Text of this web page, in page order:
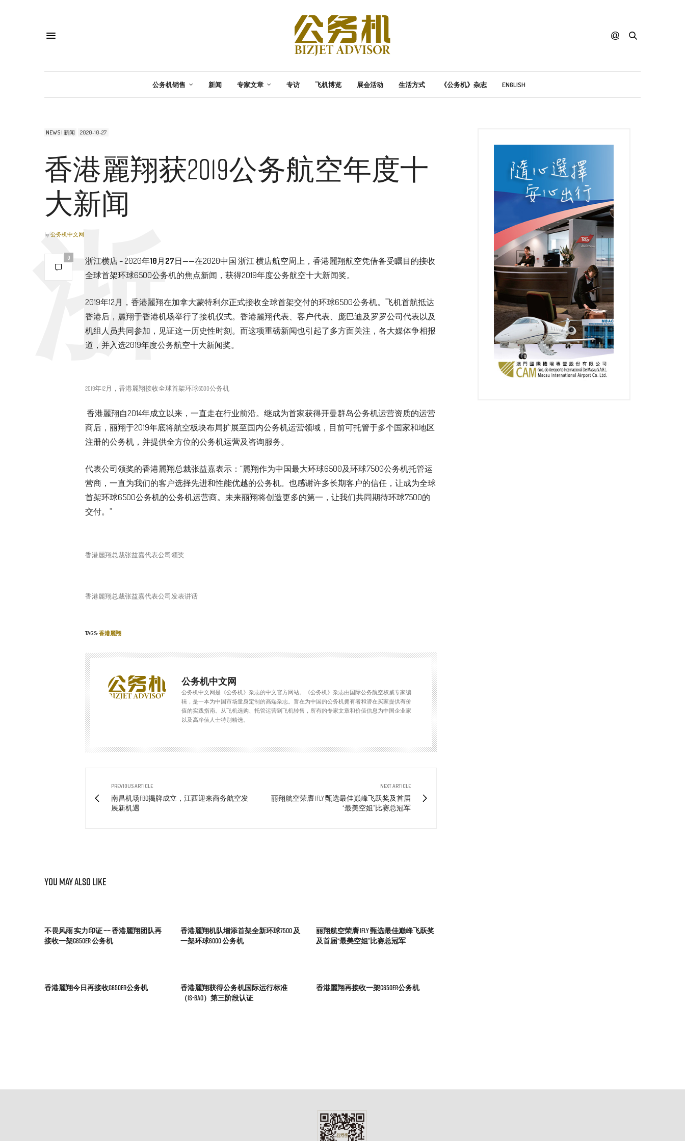
公务机销售 新闻 专家文章 专访 飞机博览 展会活动 生活方式 《公务机》杂志 ENGLISH
NEWS | 新闻 2020-10-27
香港麗翔获2019公务航空年度十
大新闻
by公务机中文网
0 浙江横店 – 2020年10月 27日——在2020中国·浙江·横店航空周上，香港麗翔航空凭借备受瞩目的接收
全球首架环球6500公务机的焦点新闻，获得2019年度公务航空十大新闻奖。
2019年12月，香港麗翔在加拿大蒙特利尔正式接收全球首架交付的环球6500公务机。飞机首航抵达
香港后，麗翔于香港机场举行了接机仪式。香港麗翔代表、客户代表、庞巴迪及罗罗公司代表以及
机组人员共同参加，见证这一历史性时刻。而这项重磅新闻也引起了多方面关注，各大媒体争相报
道，并入选2019年度公务航空十大新闻奖。
2019年12月，香港麗翔接收全球首架环球6500公务机
香港麗翔自2014年成立以来，一直走在行业前沿。继成为首家获得开曼群岛公务机运营资质的运营
商后，丽翔于2019年底将航空板块布局扩展至国内公务机运营领域，目前可托管于多个国家和地区
注册的公务机，并提供全方位的公务机运营及咨询服务。
代表公司领奖的香港麗翔总裁张益嘉表示：“麗翔作为中国最大环球6500及环球7500公务机托管运
营商，一直为我们的客户选择先进和性能优越的公务机。也感谢许多长期客户的信任，让成为全球
首架环球6500公务机的公务机运营商。未来丽翔将创造更多的第一，让我们共同期待环球7500的
交付。”
香港麗翔总裁张益嘉代表公司领奖
香港麗翔总裁张益嘉代表公司发表讲话
TAGS:香港麗翔
公务机中文网
公务机中文网是《公务机》杂志的中文官方网站。《公务机》杂志由国际公务航空权威专家编
辑，是一本为中国市场量身定制的高端杂志。旨在为中国的公务机拥有者和潜在买家提供有价
值的实践指南。从飞机选购、托管运营到飞机转售，所有的专家文章和价值信息为中国企业家
以及高净值人士特别精选。
PREVIOUS ARTICLE
南昌机场FBO揭牌成立，江西迎来商务航空发
展新机遇
NEXT ARTICLE
丽翔航空荣膺 IFLY 甄选最佳巅峰飞跃奖及首届
“最美空姐”比赛总冠军
You May Also Like
不畏风雨 实力印证 —— 香港麗翔团队再
接收一架G650ER 公务机
香港麗翔机队增添首架全新环球7500 及
一架环球6000 公务机
丽翔航空荣膺 IFLY 甄选最佳巅峰飞跃奖
及首届“最美空姐”比赛总冠军
香港麗翔今日再接收G650ER公务机
香港麗翔获得公务机国际运行标准
（IS-BAO）第三阶段认证
香港麗翔再接收一架G650ER公务机